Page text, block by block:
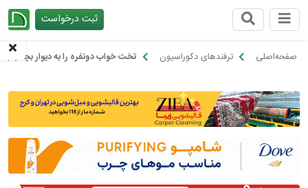
ثبت درخواست
صفحه‌اصلی ترفندهای دکوراسیون تخت خواب دونفره را به دیوار